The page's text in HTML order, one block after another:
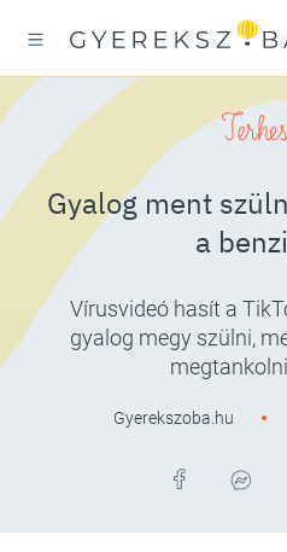
Gyalog ment
a
Vírusvideó hasít a
gyalog megy szülni,
Gyerekszoba.hu